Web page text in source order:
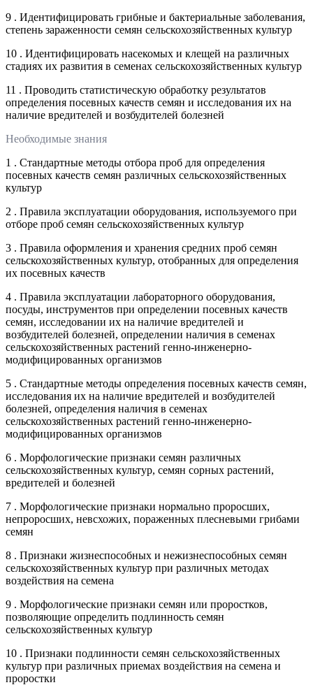
9 . Идентифицировать грибные и бактериальные заболевания,
степень зараженности семян сельскохозяйственных культур
10 . Идентифицировать насекомых и клещей на различных
стадиях их развития в семенах сельскохозяйственных культур
11 . Проводить статистическую обработку результатов
определения посевных качеств семян и исследования их на
наличие вредителей и возбудителей болезней
Необходимые знания
1 . Стандартные методы отбора проб для определения
посевных качеств семян различных сельскохозяйственных
культур
2 . Правила эксплуатации оборудования, используемого при
отборе проб семян сельскохозяйственных культур
3 . Правила оформления и хранения средних проб семян
сельскохозяйственных культур, отобранных для определения
их посевных качеств
4 . Правила эксплуатации лабораторного оборудования,
посуды, инструментов при определении посевных качеств
семян, исследовании их на наличие вредителей и
возбудителей болезней, определении наличия в семенах
сельскохозяйственных растений генно-инженерно-
модифицированных организмов
5 . Стандартные методы определения посевных качеств семян,
исследования их на наличие вредителей и возбудителей
болезней, определения наличия в семенах
сельскохозяйственных растений генно-инженерно-
модифицированных организмов
6 . Морфологические признаки семян различных
сельскохозяйственных культур, семян сорных растений,
вредителей и болезней
7 . Морфологические признаки нормально проросших,
непроросших, невсхожих, пораженных плесневыми грибами
семян
8 . Признаки жизнеспособных и нежизнеспособных семян
сельскохозяйственных культур при различных методах
воздействия на семена
9 . Морфологические признаки семян или проростков,
позволяющие определить подлинность семян
сельскохозяйственных культур
10 . Признаки подлинности семян сельскохозяйственных
культур при различных приемах воздействия на семена и
проростки